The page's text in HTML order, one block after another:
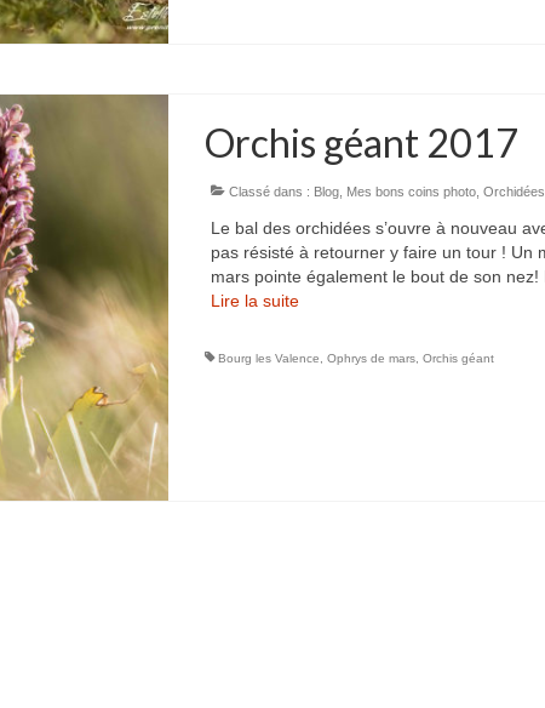
Orchis géant 2017
Classé dans : Blog, Mes bons coins photo, Orchidées
Le bal des orchidées s’ouvre à nouveau
pas résisté à retourner y faire un tour ! Un
mars pointe également le bout de son nez!
Lire la suite­­
Bourg les Valence Ophrys de mars, Orchis géant